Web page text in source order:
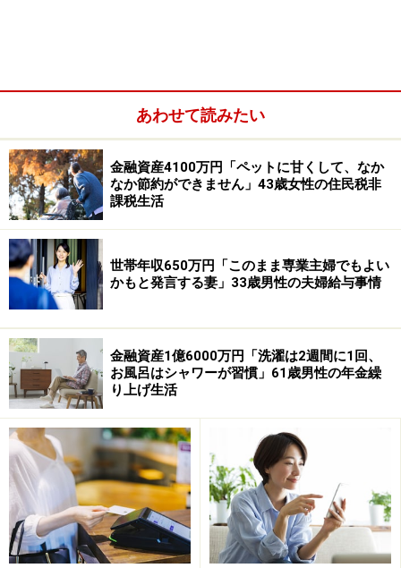
今回は東京都に住む35歳男性の資産運用エピソードを見
■家族構成
本人のみ
■金融資産
年収：600万円
金融資産：現預金2500万円、リスク資産530万円
■リスク資産の内訳
・米国株ETF（上場投資信託）：200万円
・日本株：300万円
・ビットコイン：30万円
■積立投資実績（※商品名の詳細が不明なものも原文ママ
記載）
・バンガード・トータル・ストック・マーケット
ETF（VTI）：2020年から
あわせて読みたい
金融資産4100万円「ペットに甘くして、なか
なか節約ができません」43歳女性の住民税非
課税生活
世帯年収650万円「このまま専業主婦でもよい
かもと発言する妻」33歳男性の夫婦給与事情
金融資産1億6000万円「洗濯は2週間に1回、
お風呂はシャワーが習慣」61歳男性の年金繰
り上げ生活